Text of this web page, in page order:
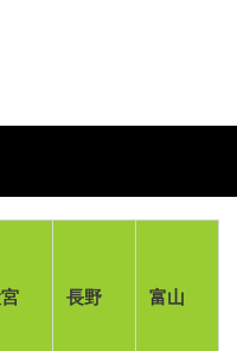
長野 富山